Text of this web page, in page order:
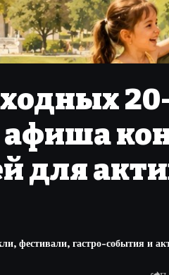
для
фестивали, гастро-события и